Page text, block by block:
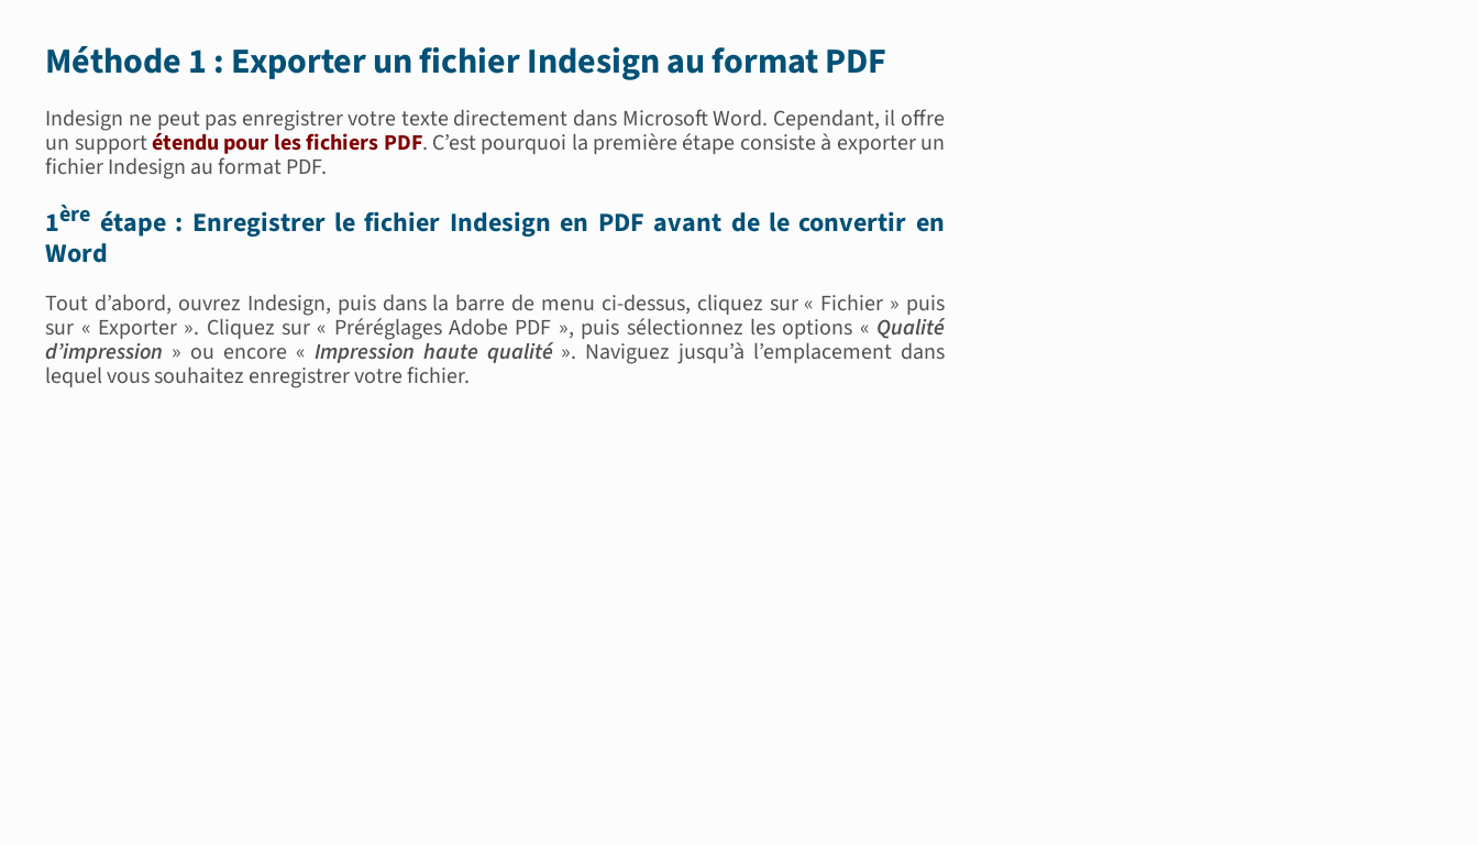
Méthode 1 : Exporter un fichier Indesign au format PDF
Indesign ne peut pas enregistrer votre texte directement dans Microsoft Word. Cependant, il offre
un supportétendu pour les fichiers PDF. C’est pourquoi la première étape consiste à exporter un
fichier Indesign au format PDF.
1ère étape : Enregistrer le fichier Indesign en PDF avant de le convertir en
Word
Tout d’abord, ouvrez Indesign, puis dans la barre de menu ci-dessus, cliquez sur « Fichier » puis
sur « Exporter ». Cliquez sur « Préréglages Adobe PDF », puis sélectionnez les options « Qualité
d’impression » ou encore « Impression haute qualité». Naviguez jusqu’à l’emplacement dans
lequel vous souhaitez enregistrer votre fichier.